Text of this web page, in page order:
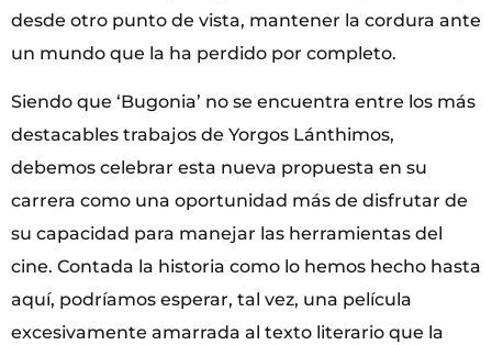
desde otro punto de vista, mantener la cordura ante
un mundo que la ha perdido por completo.
Siendo que ‘Bugonia’ no se encuentra entre los más
destacables trabajos de Yorgos Lánthimos,
debemos celebrar esta nueva propuesta en su
carrera como una oportunidad más de disfrutar de
su capacidad para manejar las herramientas del
cine. Contada la historia como lo hemos hecho hasta
aquí, podríamos esperar, tal vez, una película
excesivamente amarrada al texto literario que la